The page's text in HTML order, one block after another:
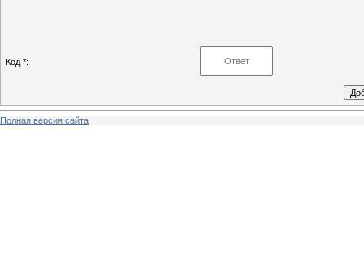
Код *:
Полная версия сайта